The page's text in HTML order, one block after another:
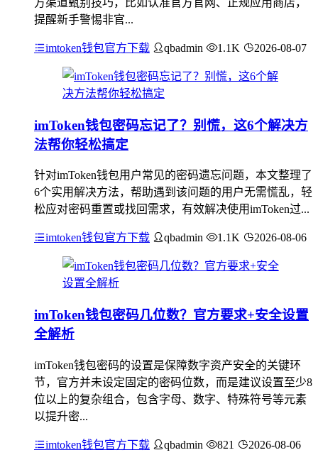
方渠道甄别技巧，比如认准官方官网、正规应用商店，
提醒新手警惕非官...
imtoken钱包官方下载 qbadmin 1.1K 2026-08-07
imToken钱包密码忘记了？别慌，这6个解决方
法帮你轻松搞定
针对imToken钱包用户常见的密码遗忘问题，本文整理了
6个实用解决方法，帮助遇到该问题的用户无需慌乱，轻
松应对密码重置或找回需求，有效解决使用imToken过...
imtoken钱包官方下载 qbadmin 1.1K 2026-08-06
imToken钱包密码几位数？官方要求+安全设置
全解析
imToken钱包密码的设置是保障数字资产安全的关键环
节，官方并未设定固定的密码位数，而是建议设置至少8
位以上的复杂组合，包含字母、数字、特殊符号等元素
以提升密...
imtoken钱包官方下载 qbadmin 821 2026-08-06